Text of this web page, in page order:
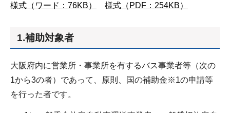
様式（ワード：76KB）
様式（PDF：254KB）
1.補助対象者
大阪府内に営業所・事業所を有するバス事業者等（次の
1から3の者）であって、原則、国の補助金※1の申請等
を行った者です。